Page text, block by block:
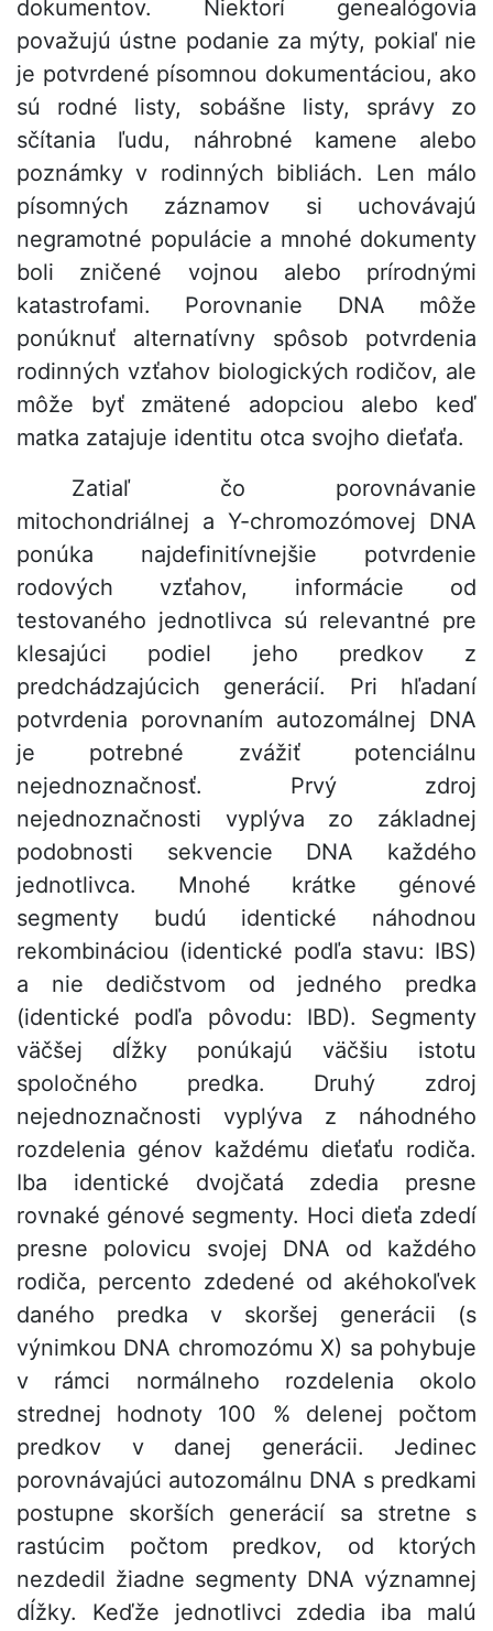
dokumentov. Niektorí genealógovia
považujú ústne podanie za mýty, pokiaľ nie
je potvrdené písomnou dokumentáciou, ako
sú rodné listy, sobášne listy, správy zo
sčítania ľudu, náhrobné kamene alebo
poznámky v rodinných bibliách. Len málo
písomných záznamov si uchovávajú
negramotné populácie a mnohé dokumenty
boli zničené vojnou alebo prírodnými
katastrofami. Porovnanie DNA môže
ponúknuť alternatívny spôsob potvrdenia
rodinných vzťahov biologických rodičov, ale
môže byť zmätené adopciou alebo keď
matka zatajuje identitu otca svojho dieťaťa.
Zatiaľ čo porovnávanie
mitochondriálnej a Y-chromozómovej DNA
ponúka najdefinitívnejšie potvrdenie
rodových vzťahov, informácie od
testovaného jednotlivca sú relevantné pre
klesajúci podiel jeho predkov z
predchádzajúcich generácií. Pri hľadaní
potvrdenia porovnaním autozomálnej DNA
je potrebné zvážiť potenciálnu
nejednoznačnosť. Prvý zdroj
nejednoznačnosti vyplýva zo základnej
podobnosti sekvencie DNA každého
jednotlivca. Mnohé krátke génové
segmenty budú identické náhodnou
rekombináciou (identické podľa stavu: IBS)
a nie dedičstvom od jedného predka
(identické podľa pôvodu: IBD). Segmenty
väčšej dĺžky ponúkajú väčšiu istotu
spoločného predka. Druhý zdroj
nejednoznačnosti vyplýva z náhodného
rozdelenia génov každému dieťaťu rodiča.
Iba identické dvojčatá zdedia presne
rovnaké génové segmenty. Hoci dieťa zdedí
presne polovicu svojej DNA od každého
rodiča, percento zdedené od akéhokoľvek
daného predka v skoršej generácii (s
výnimkou DNA chromozómu X) sa pohybuje
v rámci normálneho rozdelenia okolo
strednej hodnoty 100 % delenej počtom
predkov v danej generácii. Jedinec
porovnávajúci autozomálnu DNA s predkami
postupne skorších generácií sa stretne s
rastúcim počtom predkov, od ktorých
nezdedil žiadne segmenty DNA významnej
dĺžky. Keďže jednotlivci zdedia iba malú